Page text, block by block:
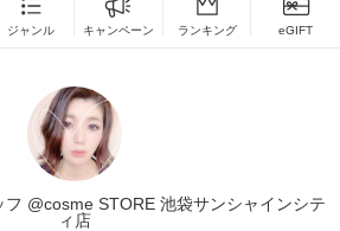
ジャンル キャンペーン ランキング eGIFT
@cosme STORE 池袋サンシャインシテ
ィ店